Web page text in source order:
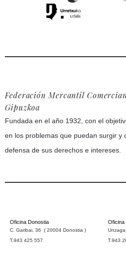
Federación Mercantil
Gipuzkoa
Fundada en el año 1932, con el
en los problemas que puedan surgir y
defensa de sus derechos e intereses.
Oficina Donostia
C. Garibai, 36 ( 20004 Donostia )
T.943 425 557
Oficina
T.943